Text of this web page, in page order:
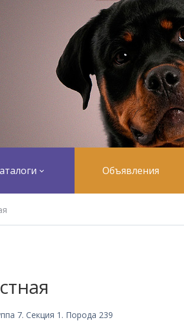
Объявления
7. Секция 1. Порода 239